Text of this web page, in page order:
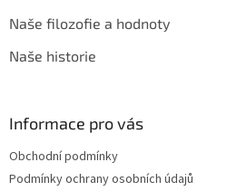
Naše filozofie a hodnoty
Naše historie
Informace pro vás
Obchodní podmínky
Podmínky ochrany osobních údajů